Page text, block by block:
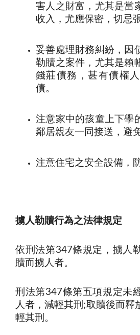
害人之財富，尤其是當
收入，尤應保密，切忌
妥善處理財務糾紛，因
勒贖之案件，尤其是賴
錢莊債務，甚有債權
債。
注意家中的孩童上下學
鄰居親友一同接送，避
注意住宅之安全設備，
擄人勒贖行為之法律規定
依刑法第347條規定，擄人
贖而擄人者。
刑法第347條第五項規定未
人者，減輕其刑 ;取贖後而釋
輕其刑 。